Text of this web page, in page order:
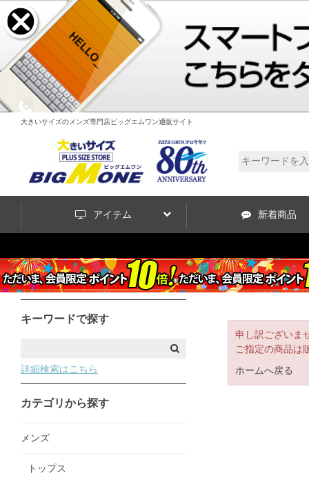
大きいサイズのメンズ専門店ビッグエムワン通販サイト
アイテム 新着商品
キーワードで探す
詳細検索はこちら
カテゴリから探す
メンズ
トップス
申し訳ございま
ご指定の商品は
ホームへ戻る